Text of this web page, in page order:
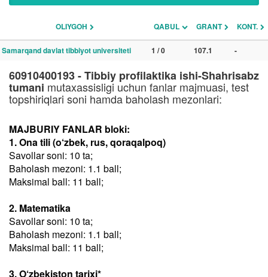
OLIYGOH QABUL GRANT KONT.
Samarqand davlat tibbiyot universiteti 1 / 0 107.1 -
60910400193 - Tibbiy profilaktika ishi-Shahrisabz
tumani mutaxassisligi uchun fanlar majmuasi, test
topshiriqlari soni hamda baholash mezonlari:
MAJBURIY FANLAR bloki:
1. Ona tili (o‘zbek, rus, qoraqalpoq)
Savollar soni: 10 ta;
Baholash mezoni: 1.1 ball;
Maksimal ball: 11 ball;
2. Matematika
Savollar soni: 10 ta;
Baholash mezoni: 1.1 ball;
Maksimal ball: 11 ball;
3. O‘zbekiston tarixi*